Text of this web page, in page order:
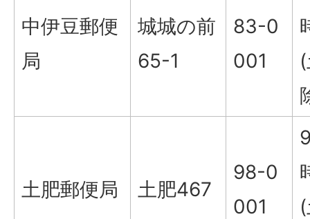
中伊豆郵便
局
城城の前
65-1
83-0
001
土肥郵便局 土肥467
98-0
001